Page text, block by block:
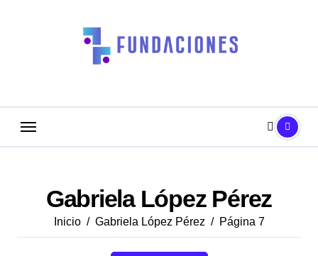
Gabriela López Pérez
Inicio Gabriela López Pérez Página 7